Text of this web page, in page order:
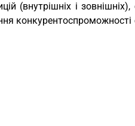
(внутрішніх і зовнішніх),
конкурентоспроможності